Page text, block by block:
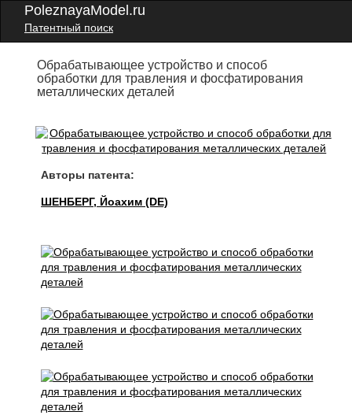
PoleznayaModel.ru
Патентный поиск
Обрабатывающее устройство и способ
обработки для травления и фосфатирования
металлических деталей
Авторы патента:
ШЕНБЕРГ, Йоахим (DE)